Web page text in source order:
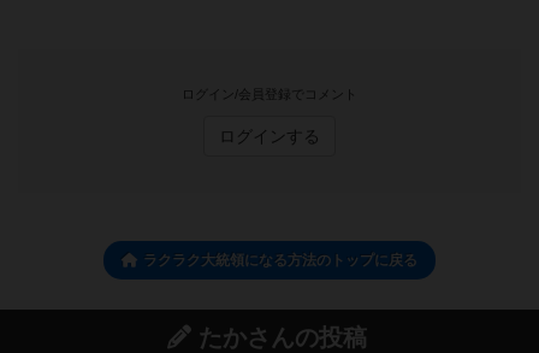
ログイン/会員登録でコメント
ログインする
ラクラク大統領になる方法のトップに戻る
たかさんの投稿